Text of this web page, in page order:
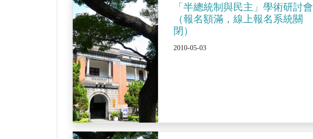
「半總統制與民主」學術研討會
（報名額滿，線上報名系統關
閉）
2010-05-03